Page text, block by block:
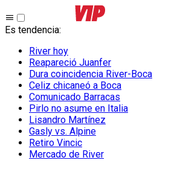
Es tendencia:
River hoy
Reapareció Juanfer
Dura coincidencia River-Boca
Celiz chicaneó a Boca
Comunicado Barracas
Pirlo no asume en Italia
Lisandro Martínez
Gasly vs. Alpine
Retiro Vincic
Mercado de River